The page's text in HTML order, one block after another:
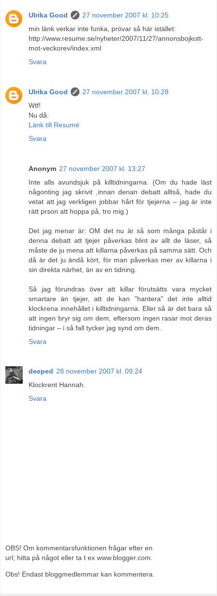
Ulrika Good
27 november 2007 kl. 10:25
min länk verkar inte funka, prövar så här istället:
http://www.resume.se/nyheter/2007/11/27/annonsbojkott-
mot-veckorev/index.xml
Svara
Ulrika Good
27 november 2007 kl. 10:28
Wtf!
Nu då:
Länk till Resumé
Svara
Anonym 27 november 2007 kl. 13:27
Inte alls avundsjuk på killtidningarna. (Om du hade läst
någonting jag skrivit ,innan denan debatt alltså, hade du
vetat att jag verkligen jobbar hårt för tjejerna – jag är inte
rätt prson att hoppa på, tro mig.)
Det jag menar är: OM det nu är så som många påstår i
denna debatt att tjejer påverkas blint av allt de läser, så
måste de ju mena att killarna påverkas på samma sätt. Och
då är det ju ändå kört, för man påverkas mer av killarna i
sin direkta närhet, än av en tidning.
Så jag förundras över att killar förutsätts vara mycket
smartare än tjejer, att de kan "hantera" det inte alltid
klockrena innehållet i killtidningarna. Eller så är det bara så
att ingen bryr sig om dem, eftersom ingen rasar mot deras
tidningar – i så fall tycker jag synd om dem.
Svara
deeped 28 november 2007 kl. 09:24
Klockrent Hannah.
Svara
OBS! Om kommentarsfunktionen frågar efter en
url; hitta på något eller ta t ex www.blogger.com.
Obs! Endast bloggmedlemmar kan kommentera.